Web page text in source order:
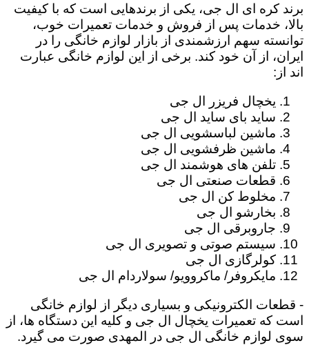
برند کره ای ال جی، یکی از برندهایی است که با کیفیت
بالا، خدمات پس از فروش و خدمات تعمیرات خوب،
توانسته سهم ارزشمندی از بازار لوازم خانگی را در
ایران، از آن خود کند. برخی از این لوازم خانگی عبارت
اند از:
یخچال فریزر ال جی
ساید بای ساید ال جی
ماشین لباسشویی ال جی
ماشین ظرفشویی ال جی
تلفن های هوشمند ال جی
قطعات صنعتی ال جی
مخلوط کن ال جی
بخارشو ال جی
جاروبرقی ال جی
سیستم صوتی و تصویری ال جی
کولرگازی ال جی
مایکروفر/ ماکروویو/ سولاردام ال جی
- قطعات الکترونیکی و بسیاری دیگر از لوازم خانگی
است که تعمیرات یخچال ال جی و کلیه این دستگاه ها، از
سوی لوازم خانگی ال جی در المهدی صورت می گیرد.